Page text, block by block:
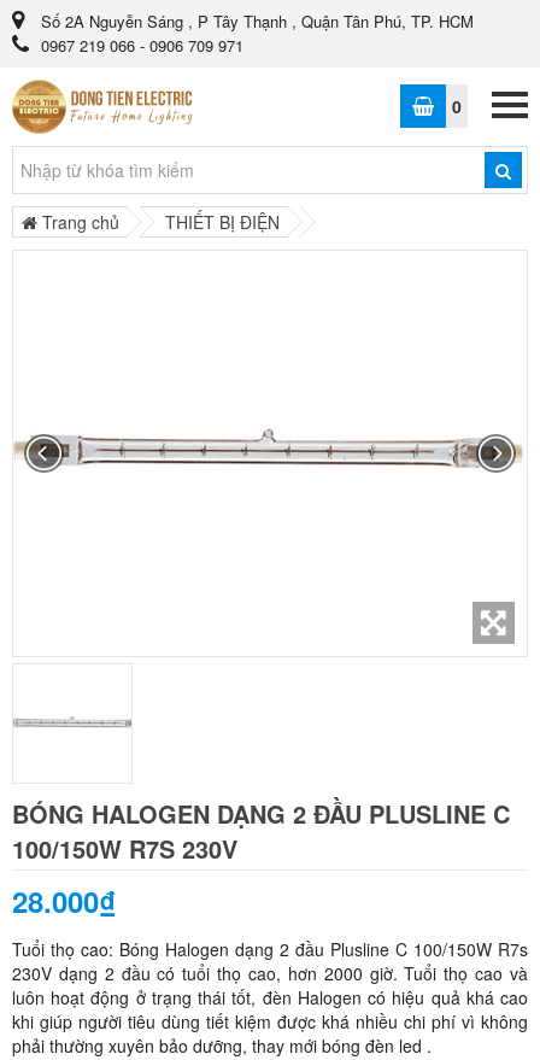
Số 2A Nguyễn Sáng , P Tây Thạnh , Quận Tân Phú, TP. HCM
0967 219 066 - 0906 709 971
0
Trang chủ THIẾT BỊ ĐIỆN
BÓNG HALOGEN DẠNG 2 ĐẦU PLUSLINE C
100/150W R7S 230V
28.000₫
Tuổi thọ cao: Bóng Halogen dạng 2 đầu Plusline C 100/150W R7s
230V dạng 2 đầu có tuổi thọ cao, hơn 2000 giờ. Tuổi thọ cao và
luôn hoạt động ở trạng thái tốt, đèn Halogen có hiệu quả khá cao
khi giúp người tiêu dùng tiết kiệm được khá nhiều chi phí vì không
phải thường xuyên bảo dưỡng, thay mới bóng đèn led .